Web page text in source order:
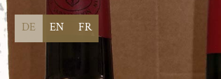
DE EN FR